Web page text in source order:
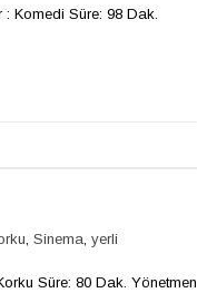
Komedi Süre: 98 Dak.
Sinema yerli
Süre: 80 Dak. Yönetmen